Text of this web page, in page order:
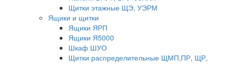
Щитки этажные ЩЭ, УЭРМ
Ящики и щитки
Ящики ЯРП
Ящики Я5000
Шкаф ШУО
Щитки распределительные ЩМП,ПР, ЩР,